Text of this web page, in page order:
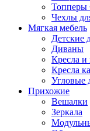
Чехлы
Мягкая мебель
Детские
Диваны
Кресла и
Кресла
Угловые
Прихожие
Вешалки
Зеркала